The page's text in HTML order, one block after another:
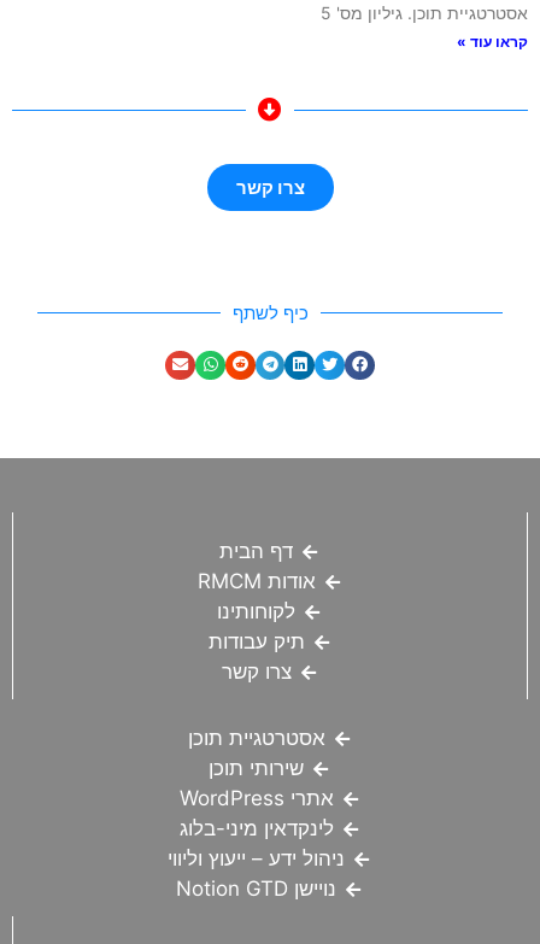
אסטרטגיית תוכן. גיליון מס' 5
קראו עוד »
צרו קשר
כיף לשתף
דף הבית
אודות RMCM
לקוחותינו
תיק עבודות
צרו קשר
אסטרטגיית תוכן
שירותי תוכן
אתרי WordPress
לינקדאין מיני-בלוג
ניהול ידע – ייעוץ וליווי
נויישן Notion GTD